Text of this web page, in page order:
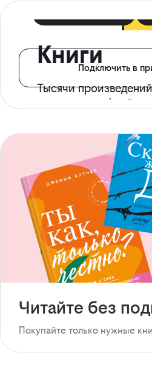
Книги
Тысячи произведений
с доступом офлайн
Подключить в
Читайте без
Покупайте только нужные